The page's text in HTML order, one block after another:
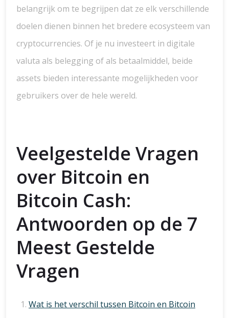
belangrijk om te begrijpen dat ze elk verschillende
doelen dienen binnen het bredere ecosysteem van
cryptocurrencies. Of je nu investeert in digitale
valuta als belegging of als betaalmiddel, beide
assets bieden interessante mogelijkheden voor
gebruikers over de hele wereld.
Veelgestelde Vragen
over Bitcoin en
Bitcoin Cash:
Antwoorden op de 7
Meest Gestelde
Vragen
Wat is het verschil tussen Bitcoin en Bitcoin